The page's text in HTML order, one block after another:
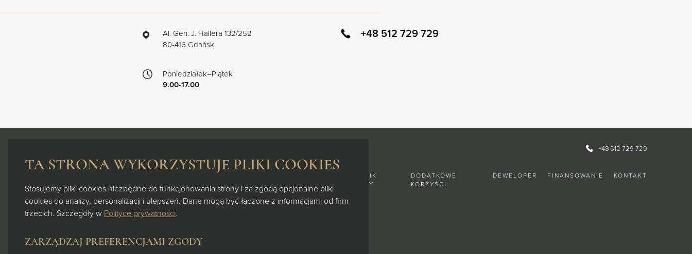
Al. Gen. J. Hallera 132/252
80-416 Gdańsk
+48 512 729 729
Poniedziałek–Piątek
9.00-17.00
Al. Gen. J. Hallera 132/252 80-416,
Gdańsk
+48 512 729 729
ZNAJDŹ
LOKAL
INWESTYCJI
DZIENNIK
BUDOWY
DODATKOWE
KORZYŚCI
DEWELOPER FINANSOWANIE KONTAKT
TA STRONA WYKORZYSTUJE PLIKI COOKIES
Stosujemy pliki cookies niezbędne do funkcjonowania strony i za zgodą opcjonalne pliki
cookies do analizy, personalizacji i ulepszeń. Dane mogą być łączone z informacjami od firm
trzecich. Szczegóły w Polityce prywatności.
ZARZĄDZAJ PREFERENCJAMI ZGODY